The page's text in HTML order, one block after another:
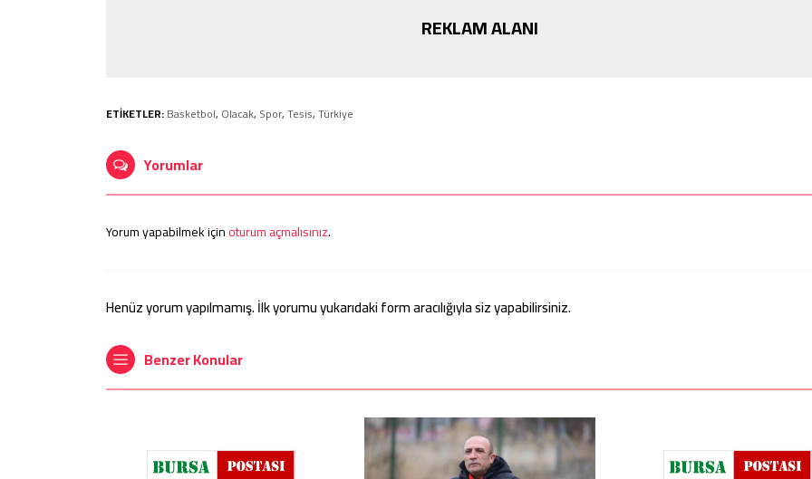
REKLAM ALANI
ETİKETLER:Basketbol, Olacak, Spor,Tesis,Türkiye
Yorumlar
Yorum yapabilmek içinoturum açmalısınız.
Henüz yorum yapılmamış. İlk yorumu yukarıdaki form aracılığıyla siz yapabilirsiniz.
Benzer Konular